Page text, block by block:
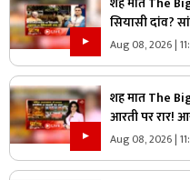
सियासी दांव?
उठाए सवाल,
Aug 08, 2026 |
शह मात The
आरती पर रार!
आरती के अधिकार
Aug 08, 2026 |